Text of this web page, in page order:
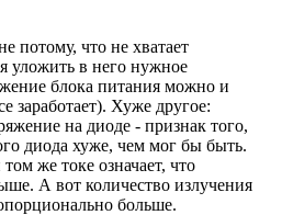
потому, что не хватает
уложить в него нужное
блока питания можно и
заработает). Хуже другое:
на диоде - признак того,
диода хуже, чем мог бы быть.
же токе означает, что
А вот количество излучения
больше.